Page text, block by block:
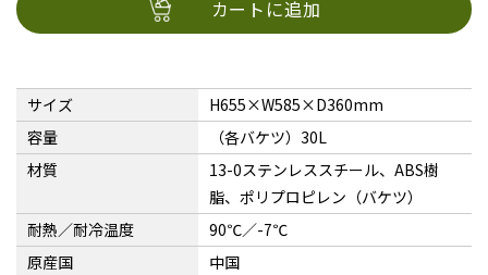
カートに追加
サイズ
H655×W585×D360mm
容量
（各バケツ）30L
材質
13-0ステンレススチール、ABS樹
脂、ポリプロピレン（バケツ）
耐熱／耐冷温度
90℃／-7℃
原産国
中国